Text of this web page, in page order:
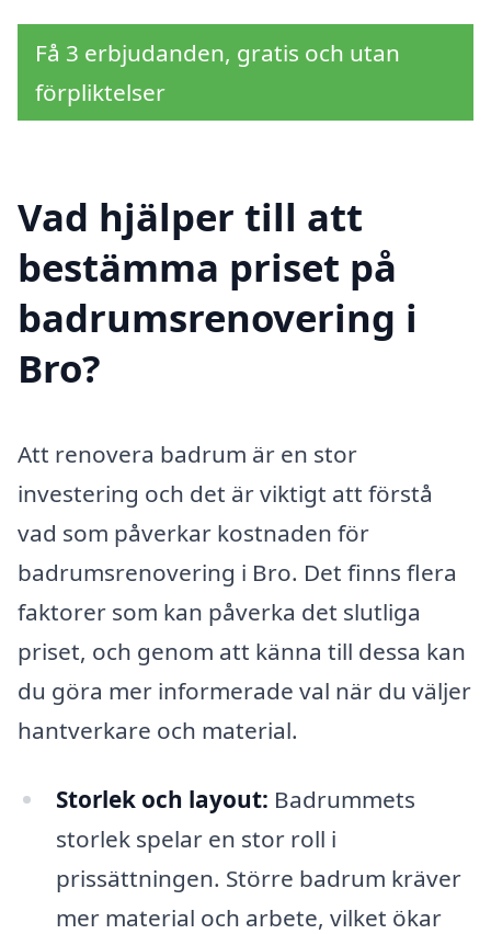
Få 3 erbjudanden, gratis och utan
förpliktelser
Vad hjälper till att
bestämma priset på
badrumsrenovering i
Bro?
Att renovera badrum är en stor
investering och det är viktigt att förstå
vad som påverkar kostnaden för
badrumsrenovering i Bro. Det finns flera
faktorer som kan påverka det slutliga
priset, och genom att känna till dessa kan
du göra mer informerade val när du väljer
hantverkare och material.
Storlek och layout: Badrummets
storlek spelar en stor roll i
prissättningen. Större badrum kräver
mer material och arbete, vilket ökar